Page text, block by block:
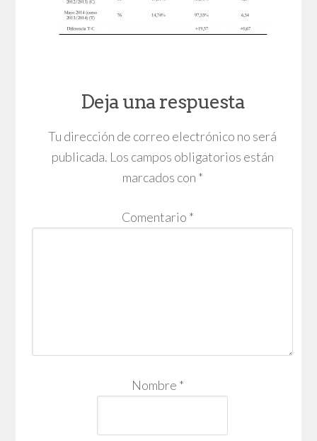
Deja una respuesta
Tu dirección de correo electrónico no será
publicada. Los campos obligatorios están
marcados con *
Comentario *
Nombre *